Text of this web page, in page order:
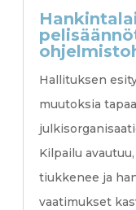
Hallituksen
muutoksia
Kilpailu
tiukkenee ja
vaatimukset